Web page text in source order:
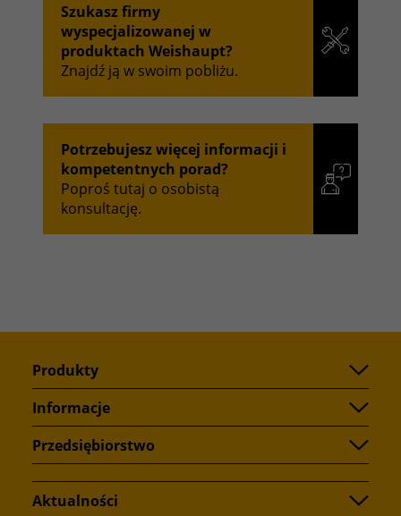
Szukasz firmy
wyspecjalizowanej w
produktach Weishaupt?
Znajdź ją w swoim pobliżu.
Potrzebujesz więcej informacji i
kompetentnych porad?
Poproś tutaj o osobistą
konsultację.
Produkty
Informacje
Przedsiębiorstwo
Aktualności